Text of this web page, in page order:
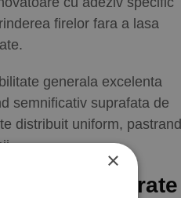
firelor fara a lasa
generala excelenta
semnificativ suprafata de
distribuit uniform, pastrand
colorate
×